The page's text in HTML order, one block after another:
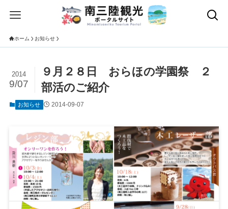
ホーム お知らせ
９月２８日 おらほの学園祭 ２
部活のご紹介
2014
9/07
お知らせ 2014-09-07